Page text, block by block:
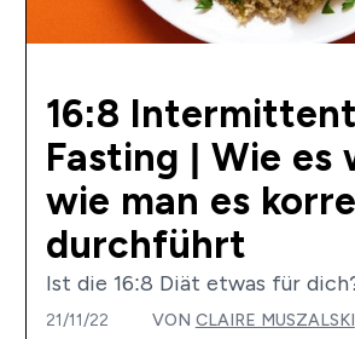
16:8 Intermittent
Fasting | Wie es
wie man es
durchführt
Ist die 16:8 Diät etwas für
21/11/22 VON CLAIRE MUSZALSKI